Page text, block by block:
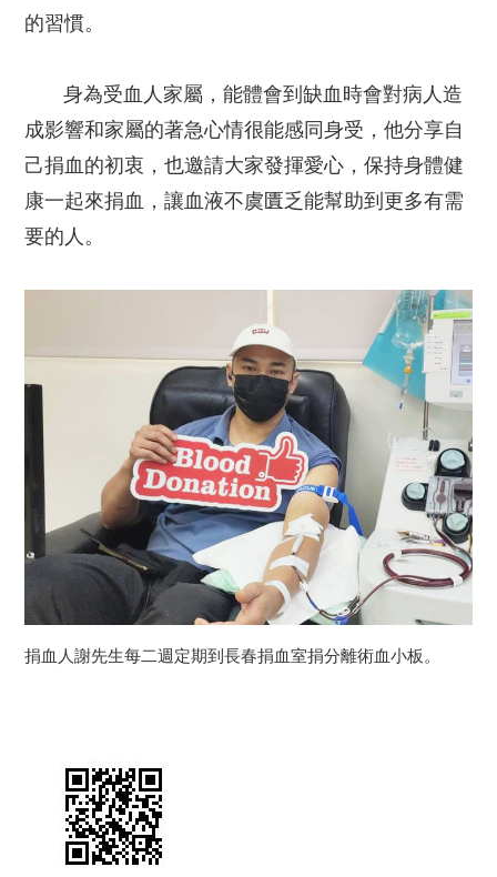
的習慣。
身為受血人家屬，能體會到缺血時會對病人造
成影響和家屬的著急心情很能感同身受，他分享自
己捐血的初衷，也邀請大家發揮愛心，保持身體健
康一起來捐血，讓血液不虞匱乏能幫助到更多有需
要的人。
捐血人謝先生每二週定期到長春捐血室捐分離術血小板。